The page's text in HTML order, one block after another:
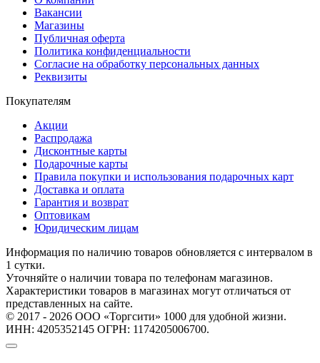
Вакансии
Магазины
Публичная оферта
Политика конфиденциальности
Согласие на обработку персональных данных
Реквизиты
Покупателям
Акции
Распродажа
Дисконтные карты
Подарочные карты
Правила покупки и использования подарочных карт
Доставка и оплата
Гарантия и возврат
Оптовикам
Юридическим лицам
Информация по наличию товаров обновляется с интервалом в
1 сутки.
Уточняйте о наличии товара по телефонам магазинов.
Характеристики товаров в магазинах могут отличаться от
представленных на сайте.
© 2017 - 2026 ООО «Торгсити» 1000 для удобной жизни.
ИНН: 4205352145 ОГРН: 1174205006700.